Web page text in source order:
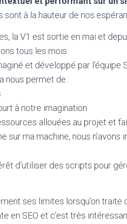
sont à la hauteur de nos
la V1 est sortie en mai et
tous les mois.
et développé par l’équipe
nous permet de :
à notre imagination
allouées au projet et
sur ma machine, nous
d’utiliser des scripts pour
ses limites lorsqu’on traite
en SEO et c’est très